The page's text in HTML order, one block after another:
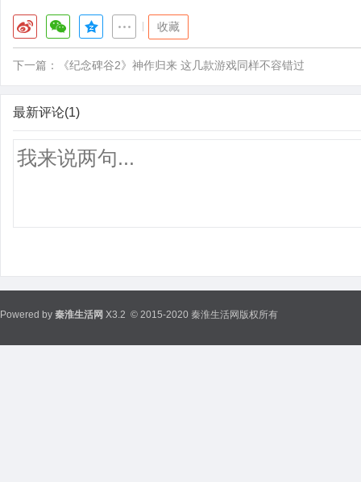
收藏
下一篇： 《纪念碑谷2》神作归来 这几款游戏同样不容错过
最新评论(1)
Powered by 秦淮生活网 X3.2 © 2015-2020 秦淮生活网版权所有